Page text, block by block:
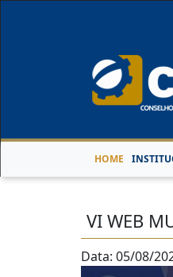
HOME
VI WEB
Data: 05/08/